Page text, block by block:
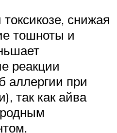
снижая
тошноты и
реакции
аллергии при
так как айва